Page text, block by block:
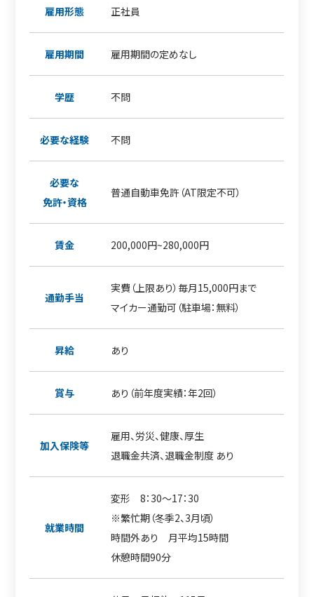
雇用形態 正社員
雇用期間 雇用期間の定めなし
学歴 不問
必要な経験 不問
必要な
免許・資格
普通自動車免許（AT限定不可）
賃金 200,000円~280,000円
通勤手当
実費（上限あり）毎月15,000円まで
マイカー通勤可（駐車場：無料）
昇給 あり
賞与 あり（前年度実績：年2回）
加入保険等
雇用、労災、健康、厚生
退職金共済、退職金制度 あり
就業時間
変形 8：30～17：30
※繁忙期（冬季2、3月頃）
時間外あり 月平均15時間
休憩時間90分